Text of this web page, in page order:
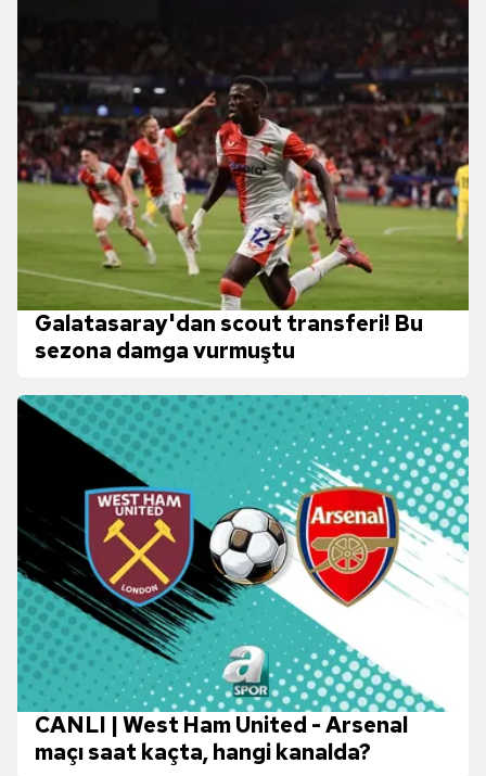
Galatasaray'dan scout transferi! Bu
sezona damga vurmuştu
CANLI | West Ham United - Arsenal
maçı saat kaçta, hangi kanalda?